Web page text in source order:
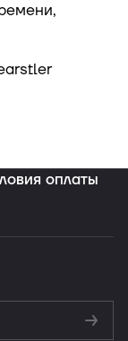
оплаты
Обработку